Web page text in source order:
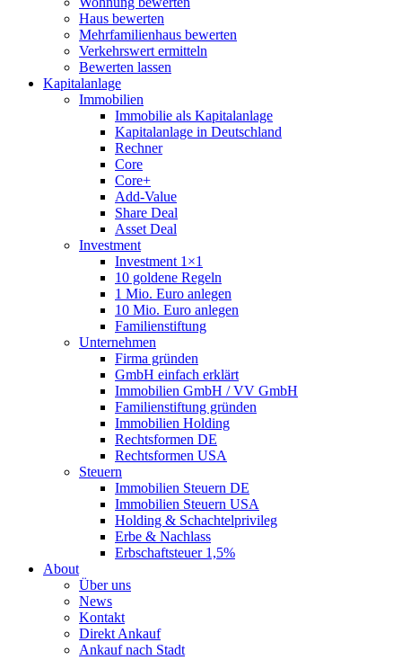
Haus bewerten
Mehrfamilienhaus bewerten
Verkehrswert ermitteln
Bewerten lassen
Kapitalanlage
Immobilien
Immobilie als Kapitalanlage
Kapitalanlage in Deutschland
Rechner
Core
Core+
Add-Value
Share Deal
Asset Deal
Investment
Investment 1×1
10 goldene Regeln
1 Mio. Euro anlegen
10 Mio. Euro anlegen
Familienstiftung
Unternehmen
Firma gründen
GmbH einfach erklärt
Immobilien GmbH / VV GmbH
Familienstiftung gründen
Immobilien Holding
Rechtsformen DE
Rechtsformen USA
Steuern
Immobilien Steuern DE
Immobilien Steuern USA
Holding & Schachtelprivileg
Erbe & Nachlass
Erbschaftsteuer 1,5%
About
Über uns
News
Kontakt
Direkt Ankauf
Ankauf nach Stadt